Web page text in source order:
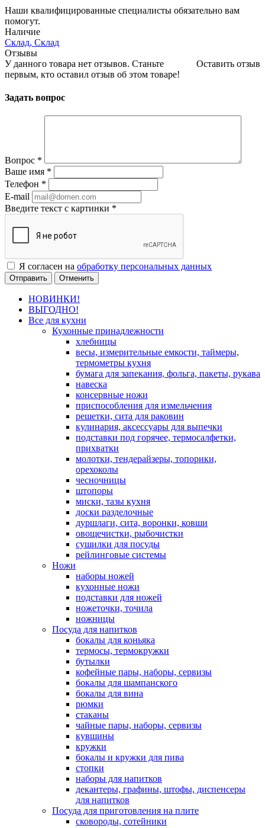
Наши квалифицированные специалисты обязательно вам
помогут.
Наличие
Склад, Склад
Отзывы
Оставить отзыв
У данного товара нет отзывов. Станьте
первым, кто оставил отзыв об этом товаре!
Задать вопрос
Вопрос *
Ваше имя *
Телефон *
E-mail
Введите текст с картинки *
Я согласен на обработку персональных данных
Отменить
НОВИНКИ!
ВЫГОДНО!
Все для кухни
Кухонные принадлежности
хлебницы
весы, измерительные емкости, таймеры,
термометры кухня
бумага для запекания, фольга, пакеты, рукава
навеска
консервные ножи
приспособления для измельчения
решетки, сита для раковин
кулинария, аксессуары для выпечки
подставки под горячее, термосалфетки,
прихватки
молотки, тендерайзеры, топорики,
орехоколы
чесночницы
штопоры
миски, тазы кухня
доски разделочные
дуршлаги, сита, воронки, ковши
овощечистки, рыбочистки
сушилки для посуды
рейлинговые системы
Ножи
наборы ножей
кухонные ножи
подставки для ножей
ножеточки, точила
ножницы
Посуда для напитков
бокалы для коньяка
термосы, термокружки
бутылки
кофейные пары, наборы, сервизы
бокалы для шампанского
бокалы для вина
рюмки
стаканы
чайные пары, наборы, сервизы
кувшины
кружки
бокалы и кружки для пива
стопки
наборы для напитков
декантеры, графины, штофы, диспенсеры
для напитков
Посуда для приготовления на плите
сковороды, сотейники